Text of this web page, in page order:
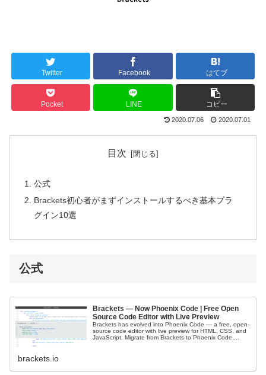
Twitter Facebook はてブ
Pocket LINE コピー
2020.07.06 2020.07.01
目次
公式
Brackets初心者がまずインストールするべき基本プラ
グイン10選
公式
Brackets — Now Phoenix Code | Free Open
Source Code Editor with Live Preview
Brackets has evolved into Phoenix Code — a free, open-
source code editor with live preview for HTML, CSS, and
JavaScript. Migrate from Brackets to Phoenix Code,...
brackets.io